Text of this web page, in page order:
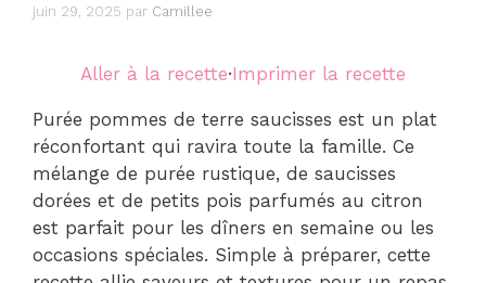
juin 29, 2025 par Camillee
Aller à la recette·Imprimer la recette
Purée pommes de terre saucisses est un plat
réconfortant qui ravira toute la famille. Ce
mélange de purée rustique, de saucisses
dorées et de petits pois parfumés au citron
est parfait pour les dîners en semaine ou les
occasions spéciales. Simple à préparer, cette